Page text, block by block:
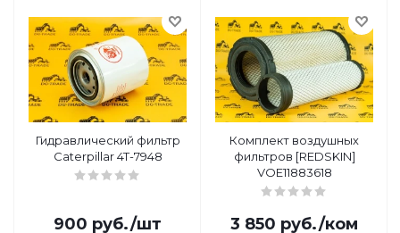
Гидравлический фильтр
Caterpillar 4T-7948
900 руб./шт
Комплект воздушных
фильтров [REDSKIN]
VOE11883618
3 850 руб./ком